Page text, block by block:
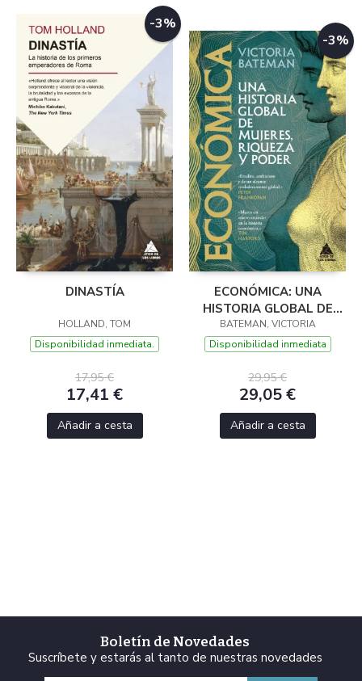
-3%
DINASTÍA
HOLLAND, TOM
Disponibilidad inmediata.
17,95 €
17,41 €
Añadir a cesta
-3%
ECONÓMICA: UNA
HISTORIA GLOBAL DE
MUJERES, RIQUEZA Y
PODER
BATEMAN, VICTORIA
Disponibilidad inmediata
29,95 €
29,05 €
Añadir a cesta
Boletín de Novedades
Suscríbete y estarás al tanto de nuestras novedades